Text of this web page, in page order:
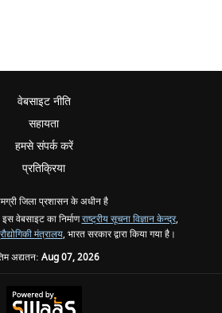
वेबसाइट नीति
सहायता
हमसे संपर्क करें
प्रतिक्रिया
जिला प्रशासन के अधीन है
वेबसाइट का निर्माणराष्ट्रीय सूचना विज्ञान केन्द्र,
मंत्रालय, भारत सरकार द्वारा किया गया है।
अद्यतन: Aug 07, 2026